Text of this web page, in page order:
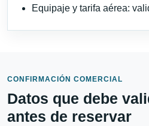
Equipaje y tarifa aérea:
CONFIRMACIÓN COMERCIAL
Datos que debe
antes de reservar